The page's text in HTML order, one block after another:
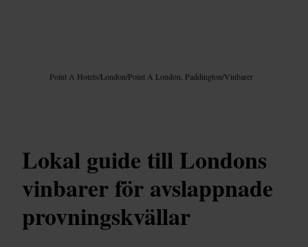
Point A Hotels/London/Point A London, Paddington/Vinbarer
Lokal guide till Londons
vinbarer för avslappnade
provningskvällar